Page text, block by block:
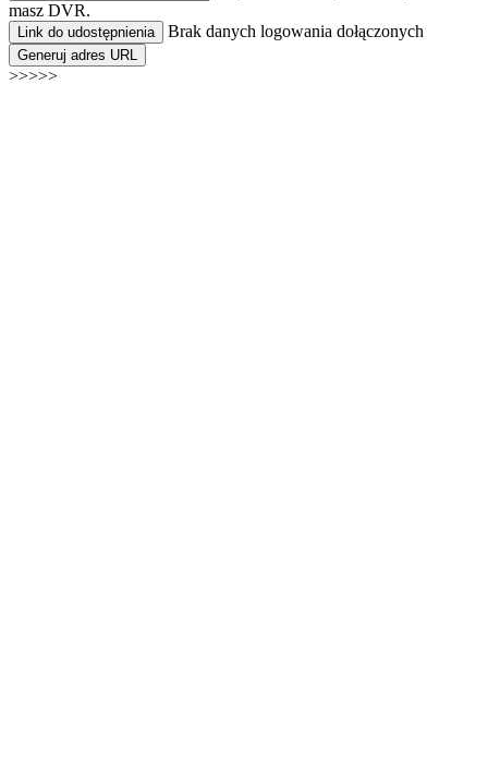
masz DVR.
Link do udostępnienia Brak danych logowania dołączonych
Generuj adres URL
>>>>>